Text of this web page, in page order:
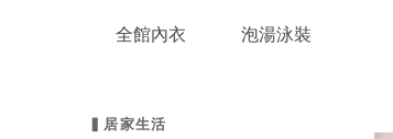
全館內衣 泡湯泳裝
▍居家生活